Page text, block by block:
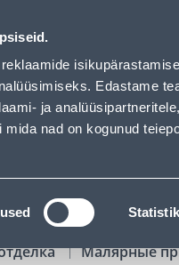
Edastame
ja
mida nad on kogunud
Обслуживание частных
АРЕНДА
Малярные